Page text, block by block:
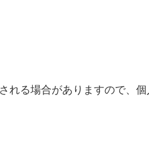
る場合がありますので、個